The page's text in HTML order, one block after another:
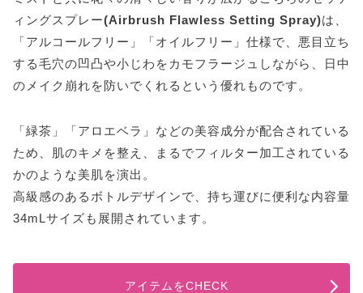
ィングスプレー(Airbrush Flawless Setting Spray)は、
「アルコールフリー」「オイルフリー」仕様で、悪目立ち
する毛穴の凹凸や小じわをカモフラージュしながら、日中
のメイク崩れを防いでくれるという優れものです。
「緑茶」「アロエベラ」などの美容成分が配合されている
ため、肌のキメを整え、まるでフィルター加工されている
かのような美肌を演出。
高級感のあるボトルデザインで、持ち運びに便利な内容量
34mLサイズも展開されています。
アイテムをCHECK